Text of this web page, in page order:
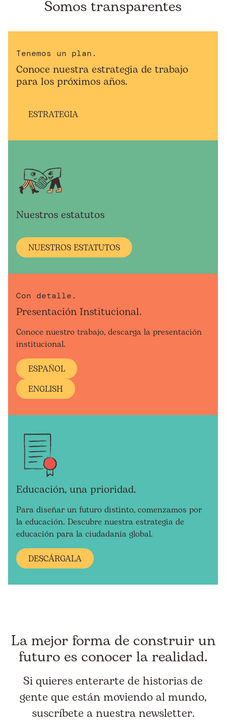
Somos transparentes
Tenemos un plan.
Conoce nuestra estrategia de trabajo
para los próximos años.
ESTRATEGIA
Nuestros estatutos
NUESTROS ESTATUTOS
Con detalle.
Presentación Institucional.
Conoce nuestro trabajo, descarga la presentación
institucional.
ESPAÑOL
ENGLISH
Educación, una prioridad.
Para diseñar un futuro distinto, comenzamos por
la educación. Descubre nuestra estrategia de
educación para la ciudadanía global.
DESCÁRGALA
La mejor forma de construir un
futuro es conocer la realidad.
Si quieres enterarte de historias de
gente que están moviendo al mundo,
suscríbete a nuestra newsletter.